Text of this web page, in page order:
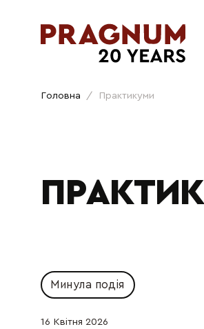
Головна / Практикуми
Минула подія
16 Квітня 2026